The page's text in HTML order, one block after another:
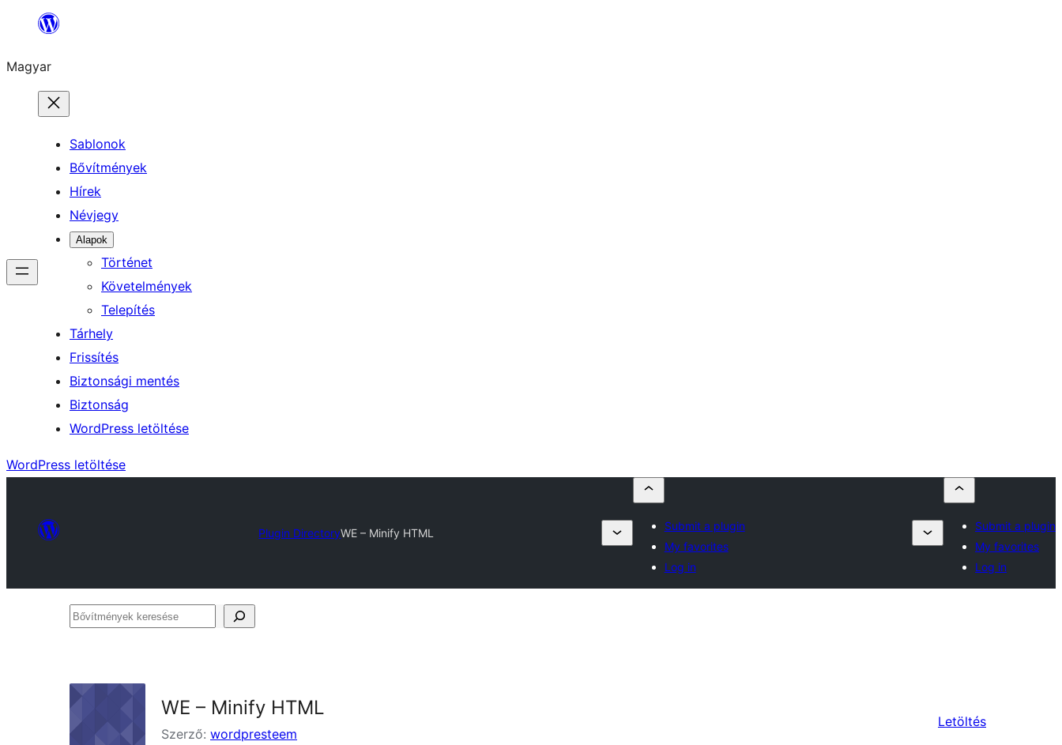
Ugrás
tartalomhoz
Magyar
Sablonok
Bővítmények
Hírek
Névjegy
Alapok
Történet
Követelmények
Telepítés
Tárhely
Frissítés
Biztonsági mentés
Biztonság
WordPress letöltése
WordPress letöltése
Plugin DirectoryWE – Minify HTML
Submit a plugin
My favorites
Log in
Submit a plugin
My favorites
Log in
Bővítmények
WE – Minify HTML
Szerző: wordpresteem
Letöltés